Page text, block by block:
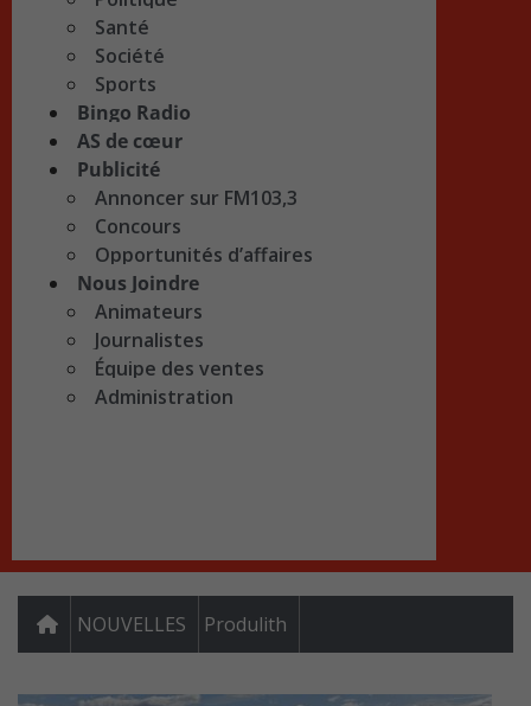
Santé
Société
Sports
Bingo Radio
AS de cœur
Publicité
Annoncer sur FM103,3
Concours
Opportunités d’affaires
Nous Joindre
Animateurs
Journalistes
Équipe des ventes
Administration
NOUVELLES Produlith